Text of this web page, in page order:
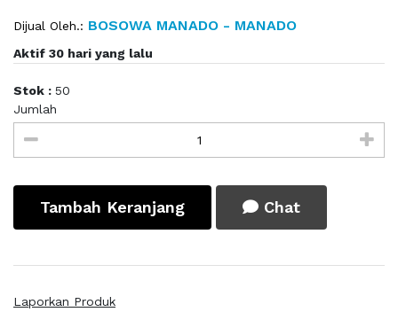
Dijual Oleh.: BOSOWA MANADO - MANADO
Aktif 30 hari yang lalu
Stok : 50
Jumlah
Tambah Keranjang Chat
Laporkan Produk